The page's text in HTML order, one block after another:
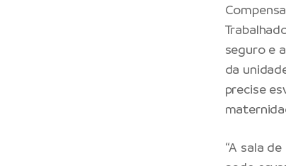
seguro e
da
precise
“A sala